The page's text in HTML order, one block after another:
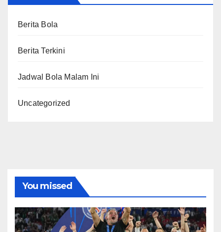
Berita Bola
Berita Terkini
Jadwal Bola Malam Ini
Uncategorized
You missed